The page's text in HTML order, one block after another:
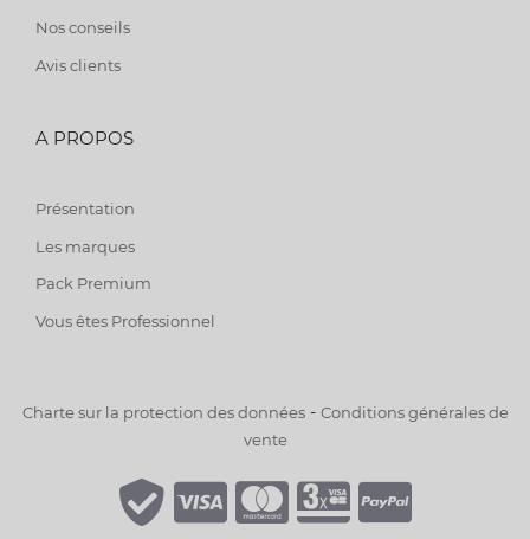
Nos conseils
Avis clients
A PROPOS
Présentation
Les marques
Pack Premium
Vous êtes Professionnel
Charte sur la protection des données- Conditions générales de
vente